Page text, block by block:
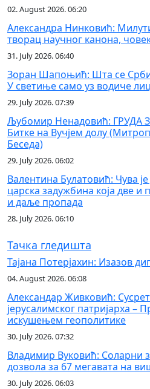
02. August 2026. 06:20
Александра Нинковић:
творац научног канона,
31. July 2026. 06:40
Зоран Шапоњић: Шта се
У светиње само уз водиче
29. July 2026. 07:39
Љубомир Ненадовић: ГРУДА
Битке на Вучјем долу
Беседа)
29. July 2026. 06:02
Валентина Булатовић: Чува
царска задужбина која две и
и даље пропада
28. July 2026. 06:10
Тачка гледишта
Тајана Потерјахин: Изазов
04. August 2026. 06:08
Александар Живковић:
јерусалимског патријарха –
искушењем геополитике
30. July 2026. 07:32
Владимир Вуковић: Соларни
дозвола за 67 мегавата на
30. July 2026. 06:03